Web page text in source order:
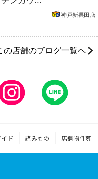
神戸新長田店
の店舗のブログ一覧へ
ド 読みもの 店舗物件募集